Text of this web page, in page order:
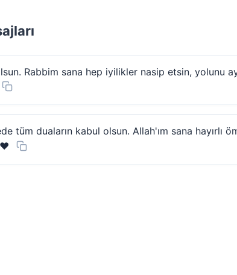
Rabbim sana hep iyilikler nasip etsin, yolunu
tüm duaların kabul olsun. Allah'ım sana hayırlı